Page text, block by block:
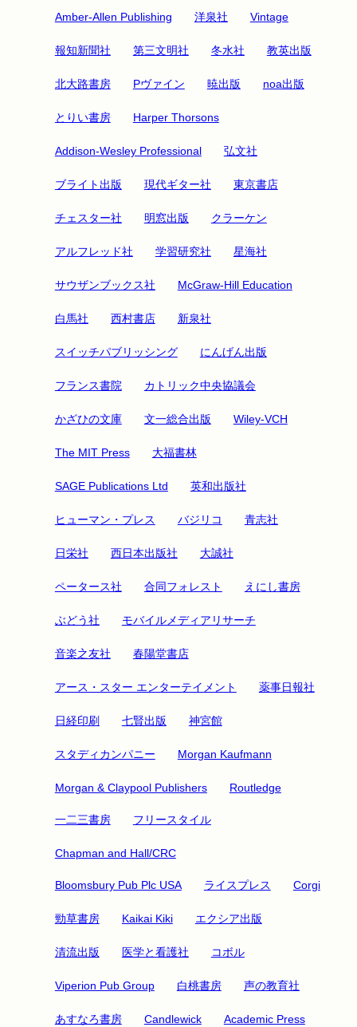
Amber-Allen Publishing 洋泉社 Vintage
報知新聞社 第三文明社 冬水社 教英出版
北大路書房 Pヴァイン 暁出版 noa出版
とりい書房 Harper Thorsons
Addison-Wesley Professional 弘文社
ブライト出版 現代ギター社 東京書店
チェスター社 明窓出版 クラーケン
アルフレッド社 学習研究社 星海社
サウザンブックス社 McGraw-Hill Education
白馬社 西村書店 新泉社
スイッチパブリッシング にんげん出版
フランス書院 カトリック中央協議会
かざひの文庫 文一総合出版 Wiley-VCH
The MIT Press 大福書林
SAGE Publications Ltd 英和出版社
ヒューマン・プレス バジリコ 青志社
日栄社 西日本出版社 大誠社
ペータース社 合同フォレスト えにし書房
ぶどう社 モバイルメディアリサーチ
音楽之友社 春陽堂書店
アース・スター エンターテイメント 薬事日報社
日経印刷 七賢出版 神宮館
スタディカンパニー Morgan Kaufmann
Morgan & Claypool Publishers Routledge
一二三書房 フリースタイル
Chapman and Hall/CRC
Bloomsbury Pub Plc USA ライスプレス Corgi
勁草書房 Kaikai Kiki エクシア出版
清流出版 医学と看護社 コボル
Viperion Pub Group 白桃書房 声の教育社
あすなろ書房 Candlewick Academic Press